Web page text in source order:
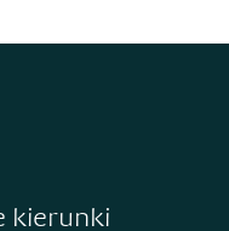
kierunki